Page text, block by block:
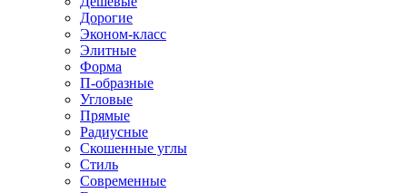
Дорогие
Эконом-класс
Элитные
Форма
П-образные
Угловые
Прямые
Радиусные
Скошенные углы
Стиль
Современные